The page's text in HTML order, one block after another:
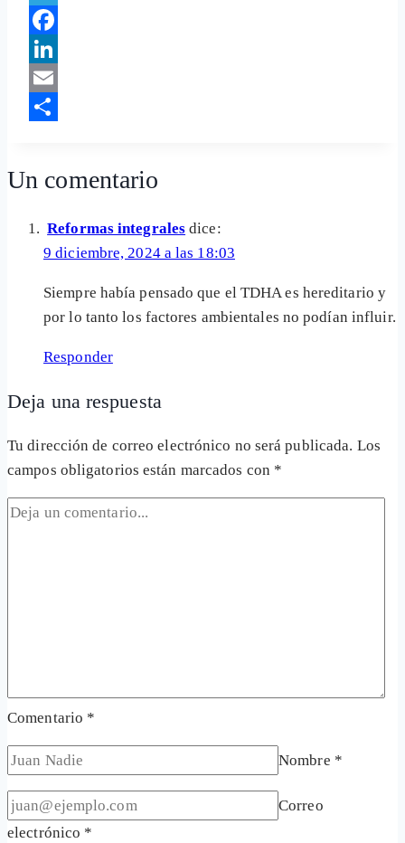
Telegram
Facebook
LinkedIn
Email
Un comentario
Reformas integrales dice:
9 diciembre, 2024 a las 18:03
Siempre había pensado que el TDHA es hereditario y
por lo tanto los factores ambientales no podían influir.
Responder
Deja una respuesta
Tu dirección de correo electrónico no será publicada. Los
campos obligatorios están marcados con *
Comentario *
Nombre *
Correo
electrónico *